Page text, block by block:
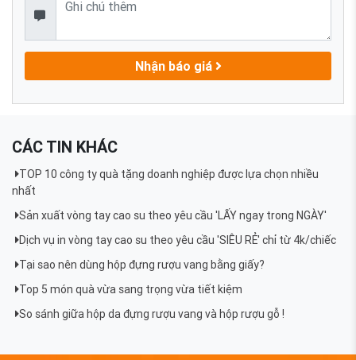
Nhận báo giá
CÁC TIN KHÁC
TOP 10 công ty quà tặng doanh nghiệp được lựa chọn nhiều
nhất
Sản xuất vòng tay cao su theo yêu cầu 'LẤY ngay trong NGÀY'
Dịch vụ in vòng tay cao su theo yêu cầu 'SIÊU RẺ' chỉ từ 4k/chiếc
Tại sao nên dùng hộp đựng rượu vang bằng giấy?
Top 5 món quà vừa sang trọng vừa tiết kiệm
So sánh giữa hộp da đựng rượu vang và hộp rượu gỗ !